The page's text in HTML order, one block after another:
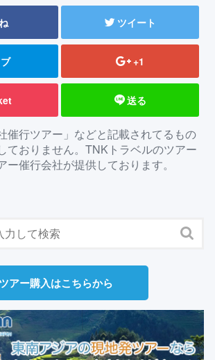
ツイート
+1
送る
催行ツアー」などと記載されてるもの
ておりません。TNKトラベルのツアー
ー催行会社が提供しております。
アー購入はこちらから